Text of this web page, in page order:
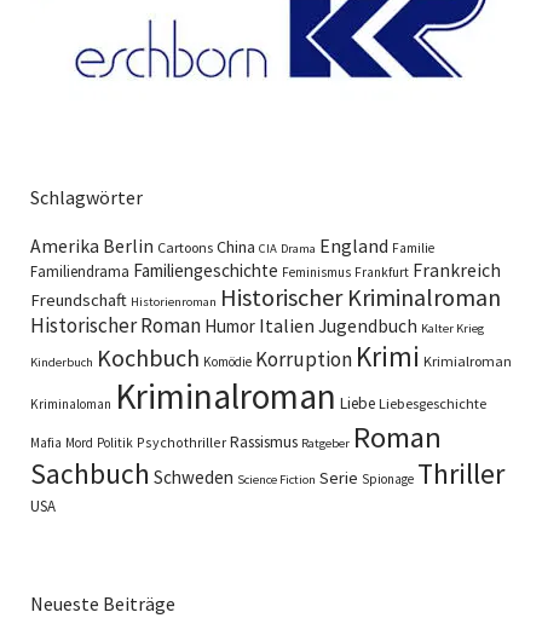
Schlagwörter
Amerika Berlin Cartoons China CIA Drama England Familie
Familiendrama Familiengeschichte Feminismus Frankfurt Frankreich
Freundschaft Historienroman Historischer Kriminalroman
Historischer Roman Humor Italien Jugendbuch Kalter Krieg
Kinderbuch Kochbuch Komödie Korruption Krimi Krimialroman
Kriminaloman Kriminalroman Liebe Liebesgeschichte
Mafia Mord Politik Psychothriller Rassismus Ratgeber Roman
Sachbuch Schweden Science Fiction Serie Spionage Thriller
USA
Neueste Beiträge